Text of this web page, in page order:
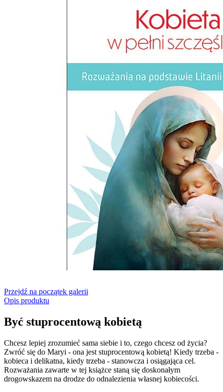
Przejdź na początek galerii
Opis produktu
Być stuprocentową kobietą
Chcesz lepiej zrozumieć sama siebie i to, czego chcesz od życia?
Zwróć się do Maryi - ona jest stuprocentową kobietą! Kiedy trzeba -
kobieca i delikatna, kiedy trzeba - stanowcza i osiągająca cel.
Rozważania zawarte w tej książce staną się doskonałym
drogowskazem na drodze do odnalezienia własnej kobiecości.